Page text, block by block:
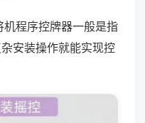
程序控牌器一般是指
安装操作就能实现控